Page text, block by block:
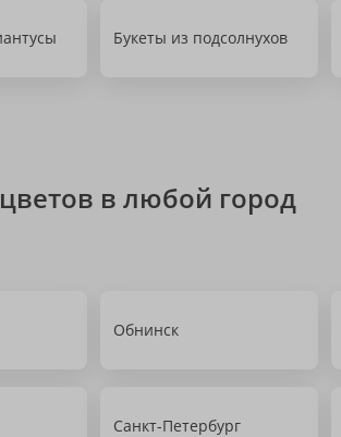
Букеты из подсолнухов
в любой город
Обнинск
Санкт-Петербург